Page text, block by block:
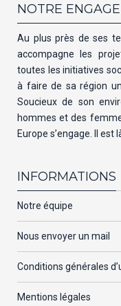
NOTRE
Au plus près de ses
accompagne les
toutes les initiatives
à faire de sa région
Soucieux de son
hommes et des
Europe s’engage. Il est
INFORMATIONS
Notre équipe
Nous envoyer un mail
Conditions générales
Mentions légales